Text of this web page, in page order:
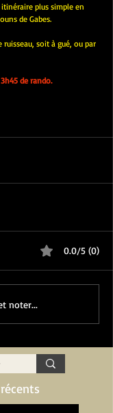
plus simple en
de Gabes.
soit à gué, ou par
de rando.
0.0/5 (0)
noter...